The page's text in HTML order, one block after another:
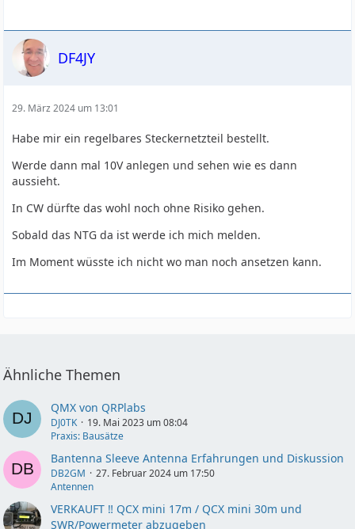
DF4JY
29. März 2024 um 13:01
Habe mir ein regelbares Steckernetzteil bestellt.
Werde dann mal 10V anlegen und sehen wie es dann
aussieht.
In CW dürfte das wohl noch ohne Risiko gehen.
Sobald das NTG da ist werde ich mich melden.
Im Moment wüsste ich nicht wo man noch ansetzen kann.
Ähnliche Themen
QMX von QRPlabs
DJ0TK
19. Mai 2023 um 08:04
Praxis: Bausätze
Bantenna Sleeve Antenna Erfahrungen und Diskussion
DB2GM
27. Februar 2024 um 17:50
Antennen
VERKAUFT ‼️ QCX mini 17m / QCX mini 30m und
SWR/Powermeter abzugeben